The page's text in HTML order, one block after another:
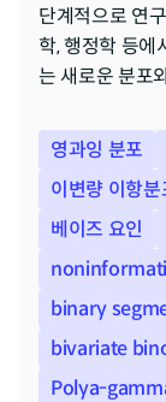
단계적으로 연
학, 행정학 등에
는 새로운 분포
영과잉 분포
이변량 이항분
베이즈 요인
binary
bivariate
Polya-